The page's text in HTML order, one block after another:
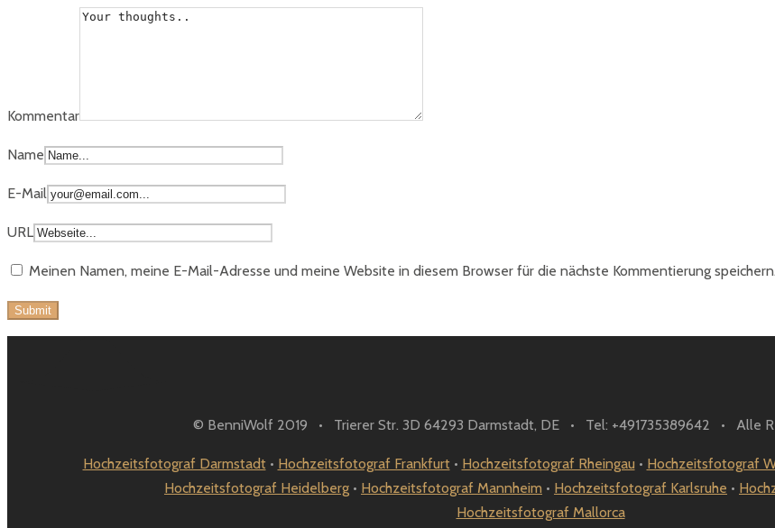
Kommentar
Name
E-Mail
URL
Meinen Namen, meine E-Mail-Adresse und meine Website in diesem Browser für die nächste Kommentierung
© BenniWolf 2019 • Trierer Str. 3D 64293 Darmstadt, DE • Tel: +491735389642 • Alle
Hochzeitsfotograf Darmstadt• Hochzeitsfotograf Frankfurt• Hochzeitsfotograf Rheingau • Hochzeitsfotograf
Hochzeitsfotograf Heidelberg • Hochzeitsfotograf Mannheim • Hochzeitsfotograf Karlsruhe •
Hochzeitsfotograf Mallorca